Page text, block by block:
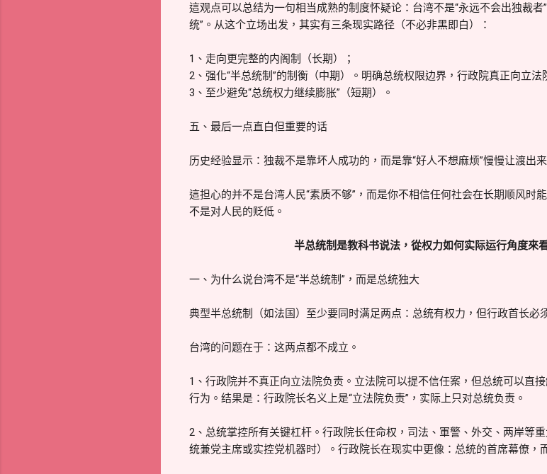
這观点可以总结为一句相当成熟的制度怀疑论：台湾不是“永远不会出独裁
统”。从这个立场出发，其实有三条现实路径（不必非黑即白）：
1、走向更完整的内阁制（长期）；
2、强化“半总统制”的制衡（中期）。明确总统权限边界，行政院真正向立法
3、至少避免“总统权力继续膨胀”（短期）。
五、最后一点直白但重要的话
历史经验显示：独裁不是靠坏人成功的，而是靠“好人不想麻烦”慢慢让渡出来
這担心的并不是台湾人民“素质不够”，而是你不相信任何社会在长期顺风
不是对人民的贬低。
半总统制是教科书说法，從权力如何实际运行角度來
一、为什么说台湾不是“半总统制”，而是总统独大
典型半总统制（如法国）至少要同时满足两点：总统有权力，但行政首长必
台湾的问题在于：这两点都不成立。
1、行政院并不真正向立法院负责。立法院可以提不信任案，但总统可以直
行为。结果是：行政院长名义上是“立法院负责”，实际上只对总统负责。
2、总统掌控所有关键杠杆。行政院长任命权，司法、軍警、外交、两岸等
统兼党主席或实控党机器时）。行政院长在现实中更像：总统的首席幕僚，